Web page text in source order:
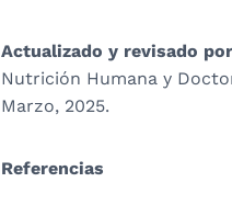
Actualizado y revisado
Nutrición Humana y
Marzo, 2025.
Referencias